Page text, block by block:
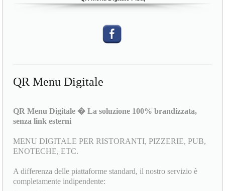
QR Menu Digitale
QR Menu Digitale � La soluzione 100% brandizzata,
senza link esterni
MENU DIGITALE PER RISTORANTI, PIZZERIE, PUB,
ENOTECHE, ETC.
A differenza delle piattaforme standard, il nostro servizio è
completamente indipendente: